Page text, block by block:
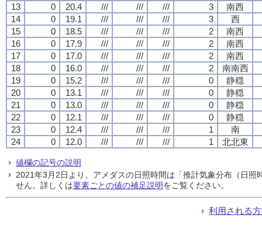
13
0 20.4 /// /// /// 3
南西
14
0 19.1 /// /// /// 3
西
15
0 18.5 /// /// /// 2
南西
16
0 17.9 /// /// /// 2
南西
17
0 17.0 /// /// /// 2
南西
18
0 16.0 /// /// /// 2
南南西
19
0 15.2 /// /// /// 0
静穏
20
0 13.1 /// /// /// 0
静穏
21
0 13.0 /// /// /// 0
静穏
22
0 12.1 /// /// /// 0
静穏
23
0 12.4 /// /// /// 1
南
24
0 12.0 /// /// /// 1 北北東
値欄の記号の説明
2021年3月2日より、アメダスの日照時間は「推計気象分布（日
せん。詳しくは要素ごとの値の補足説明をご覧ください。
利用される